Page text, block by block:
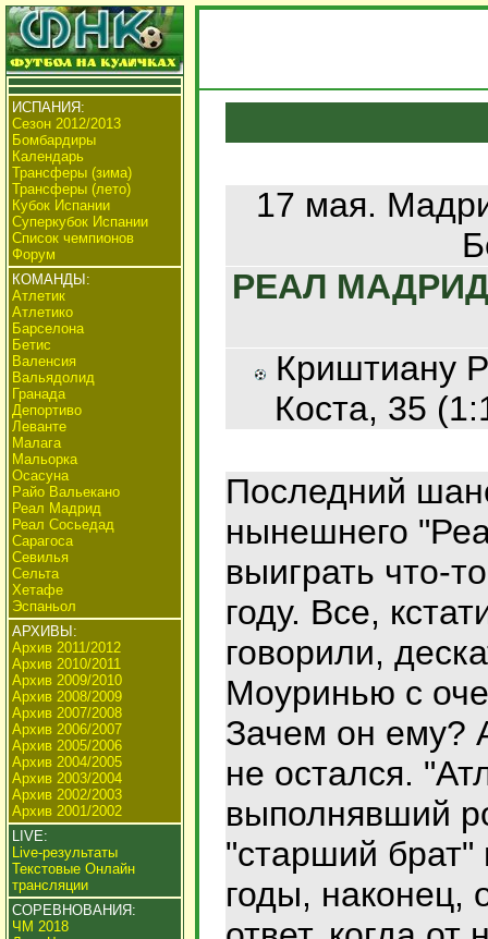
ИСПАНИЯ:
Сезон 2012/2013
Бомбардиры
Календарь
Трансферы (зима)
Трансферы (лето)
Кубок Испании
Суперкубок Испании
Список чемпионов
Форум
КОМАНДЫ:
Атлетик
Атлетико
Барселона
Бетис
Валенсия
Вальядолид
Гранада
Депортиво
Леванте
Малага
Мальорка
Осасуна
Райо Вальекано
Реал Мадрид
Реал Сосьедад
Сарагоса
Севилья
Сельта
Хетафе
Эспаньол
АРХИВЫ:
Архив 2011/2012
Архив 2010/2011
Архив 2009/2010
Архив 2008/2009
Архив 2007/2008
Архив 2006/2007
Архив 2005/2006
Архив 2004/2005
Архив 2003/2004
Архив 2002/2003
Архив 2001/2002
LIVE:
Live-результаты
Текстовые Онлайн
трансляции
СОРЕВНОВАНИЯ:
ЧМ 2018
17 мая.
РЕАЛ
Криштиану
Коста, 35
Последний
нынешнего
выиграть что-
году. Все,
говорили,
Моуринью с
Зачем он ему?
не остался.
выполнявший
"старший брат"
годы, наконец,